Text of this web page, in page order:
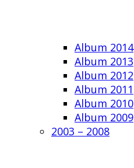
Album 2014
Album 2013
Album 2012
Album 2011
Album 2010
Album 2009
2003 – 2008